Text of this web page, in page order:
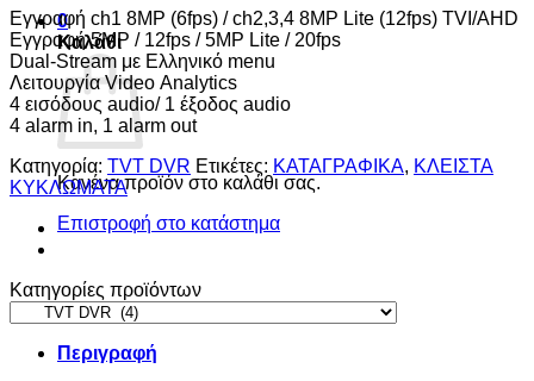
0
Καλάθι
Κανένα προϊόν στο καλάθι σας.
Επιστροφή στο κατάστημα
Εγγραφή ch1 8MP (6fps) / ch2,3,4 8MP Lite (12fps) TVI/AHD
Εγγραφή 5ΜP / 12fps / 5MP Lite / 20fps
Dual-Stream με Ελληνικό menu
Λειτουργία Video Analytics
4 εισόδους audio/ 1 έξοδος audio
4 alarm in, 1 alarm out
Κατηγορία: TVT DVR Ετικέτες: ΚΑΤΑΓΡΑΦΙΚΑ, ΚΛΕΙΣΤΑ
ΚΥΚΛΩΜΑΤΑ
Κατηγορίες προϊόντων
Περιγραφή